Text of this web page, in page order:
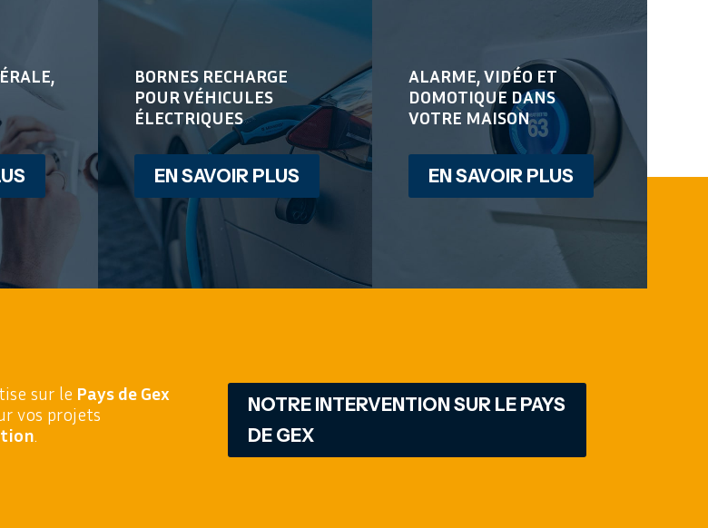
BORNES RECHARGE
POUR VÉHICULES
ÉLECTRIQUES
EN SAVOIR PLUS
ALARME, VIDÉO ET
DOMOTIQUE DANS
VOTRE MAISON
EN SAVOIR PLUS
sur le Pays de Gex
vos projets
.
NOTRE INTERVENTION SUR LE PAYS
DE GEX